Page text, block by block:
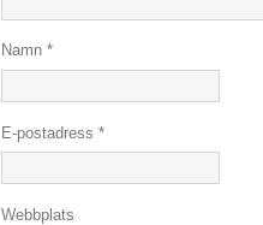
Namn *
E-postadress *
Webbplats